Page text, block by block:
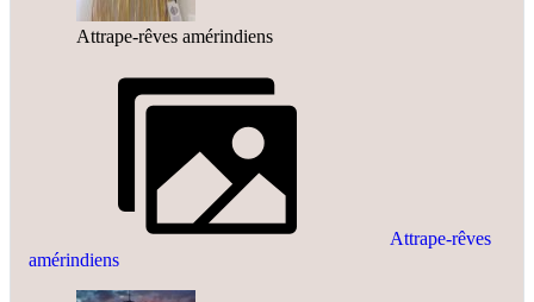
Attrape-rêves amérindiens
Attrape-rêves
amérindiens